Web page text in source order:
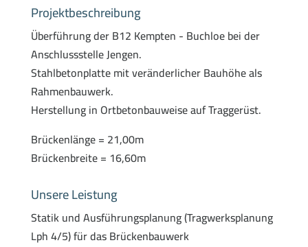
Projektbeschreibung
Überführung der B12 Kempten - Buchloe bei der
Anschlussstelle Jengen.
Stahlbetonplatte mit veränderlicher Bauhöhe als
Rahmenbauwerk.
Herstellung in Ortbetonbauweise auf Traggerüst.
Brückenlänge = 21,00m
Brückenbreite = 16,60m
Unsere Leistung
Statik und Ausführungsplanung (Tragwerksplanung
Lph 4/5) für das Brückenbauwerk